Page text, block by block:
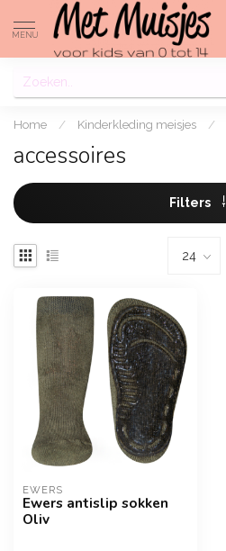
MENU
Home / Kinderkleding meisjes /
accessoires
Filters
EWERS
Ewers antislip sokken
Oliv